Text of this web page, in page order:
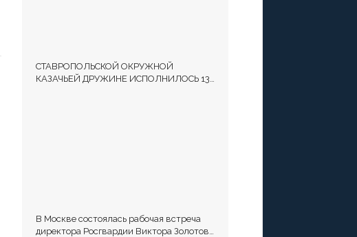
СТАВРОПОЛЬСКОЙ ОКРУЖНОЙ
КАЗАЧЬЕЙ ДРУЖИНЕ ИСПОЛНИЛОСЬ 13
В Москве состоялась рабочая встреча
директора Росгвардии Виктора Золотова